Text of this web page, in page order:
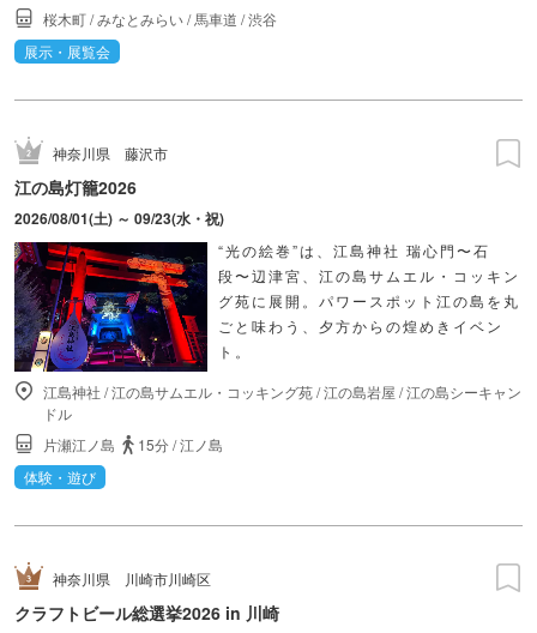
桜木町/みなとみらい/馬車道 /渋谷
展示・展覧会
神奈川県 藤沢市
江の島灯籠2026
2026/08/01(土) ～ 09/23(水・祝)
“光の絵巻”は、江島神社 瑞心門〜石
段〜辺津宮、江の島サムエル・コッキン
グ苑に展開。パワースポット江の島を丸
ごと味わう、夕方からの煌めきイベン
ト。
江島神社 /江の島サムエル・コッキング苑/江の島岩屋 /江の島シーキャン
ドル
片瀬江ノ島
15分/江ノ島
体験・遊び
神奈川県 川崎市川崎区
クラフトビール総選挙2026 in 川崎